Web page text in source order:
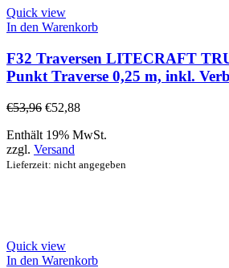
Quick view
In den Warenkorb
F32 Traversen LITECRAFT
Punkt Traverse 0,25 m, inkl.
€53,96 €52,88
Enthält 19% MwSt.
zzgl. Versand
Lieferzeit: nicht angegeben
Quick view
In den Warenkorb